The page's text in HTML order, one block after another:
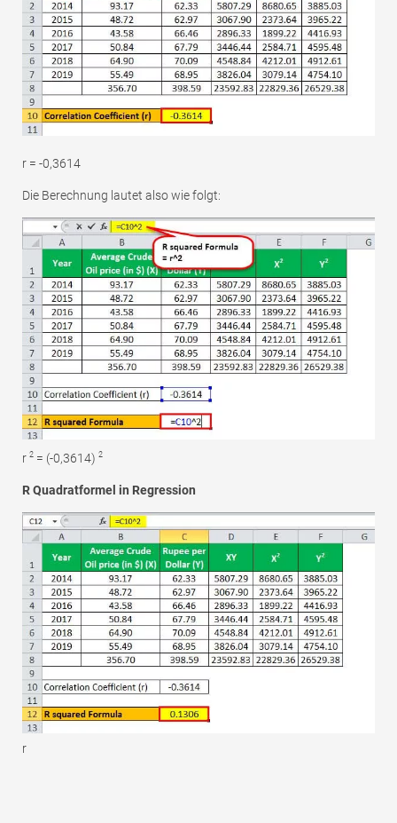
r = -0,3614
Die Berechnung lautet also wie folgt:
r 2 = (-0,3614) 2
R Quadratformel in Regression
r